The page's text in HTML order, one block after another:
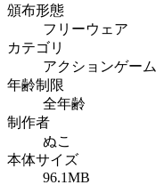
頒布形態
フリーウェア
カテゴリ
アクションゲーム
年齢制限
全年齢
制作者
ぬこ
本体サイズ
96.1MB